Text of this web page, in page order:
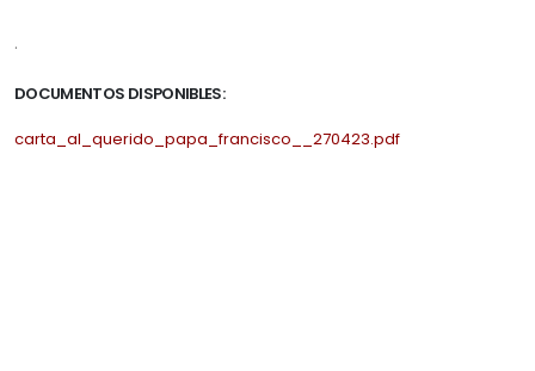
.
DOCUMENTOS DISPONIBLES:
carta_al_querido_papa_francisco__270423.pdf